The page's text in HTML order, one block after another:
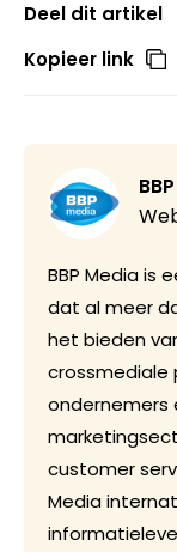
Deel dit artikel
Kopieer link
BBP Media is
dat al meer
het bieden
crossmediale
ondernemers
customer
Media